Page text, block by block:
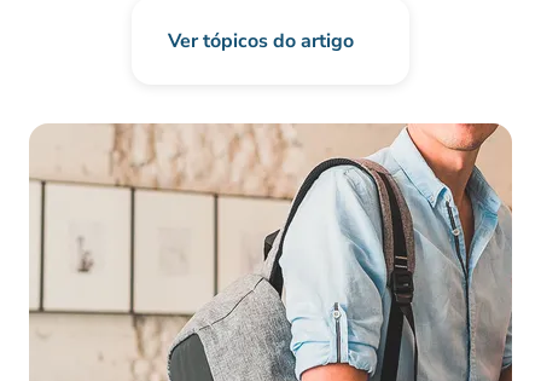
Ver tópicos do artigo